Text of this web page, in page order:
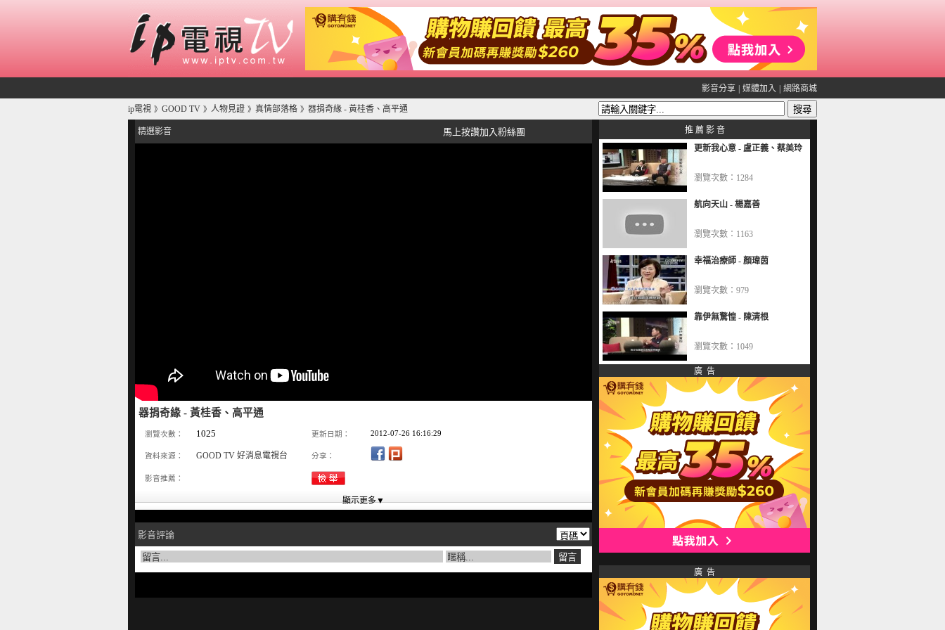
影音分享 媒體加入 網路商城
ip電視 》 GOOD TV 》 人物見證 》 真情部落格 》 器捐奇緣 - 黃桂香、高平通
精選影音 馬上按讚加入粉絲團
器捐奇緣 - 黃桂香、高平通
瀏覽次數： 1025 更新日期： 2012-07-26 16:16:29
資料來源： GOOD TV 好消息電視台 分享：
影音推薦：
影音評論
推 薦 影 音
更新我心意 - 盧正義、蔡美玲
瀏覽次數：1284
航向天山 - 楊嘉善
瀏覽次數：1163
幸福治療師 - 顏瑋茵
瀏覽次數：979
靠伊無驚惶 - 陳清根
瀏覽次數：1049
廣 告
廣 告